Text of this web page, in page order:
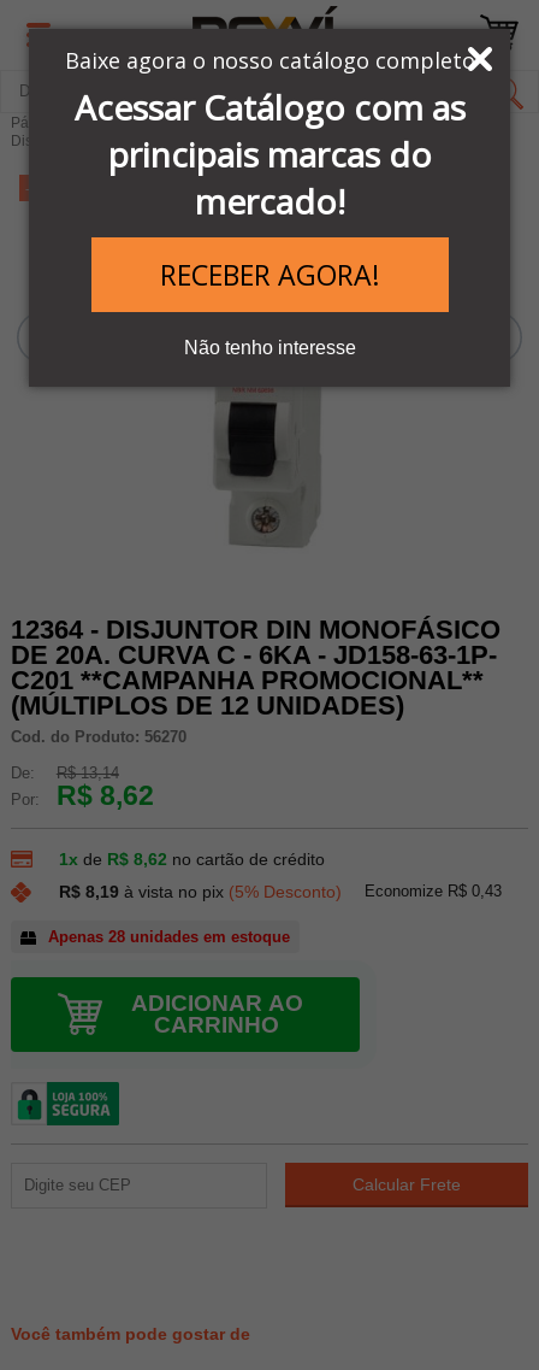
Baixe agora o nosso catálogo completo
Acessar Catálogo com as
principais marcas do
mercado!
RECEBER AGORA!
Não tenho interesse
Página Inicial
LINHA ELÉTRICA SIBRATEC
Disjuntores, contatores e Proteções
-34%
12364 - DISJUNTOR DIN MONOFÁSICO
DE 20A. CURVA C - 6KA - JD158-63-1P-
C201 **CAMPANHA PROMOCIONAL**
(MÚLTIPLOS DE 12 UNIDADES)
Cod. do Produto: 56270
De:
R$ 13,14
Por:
R$ 8,62
1x de R$ 8,62 no cartão de crédito
R$ 8,19 à vista no pix (5% Desconto) Economize R$ 0,43
Apenas 28 unidades em estoque
ADICIONAR AO
CARRINHO
Você também pode gostar de